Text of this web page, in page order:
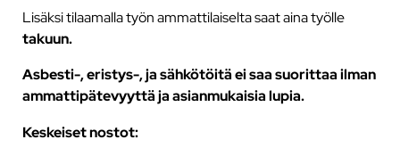
Lisäksi tilaamalla työn ammattilaiselta saat aina työlle
takuun.
Asbesti-, eristys-, ja sähkötöitä ei saa suorittaa ilman
ammattipätevyyttä ja asianmukaisia lupia.
Keskeiset nostot: